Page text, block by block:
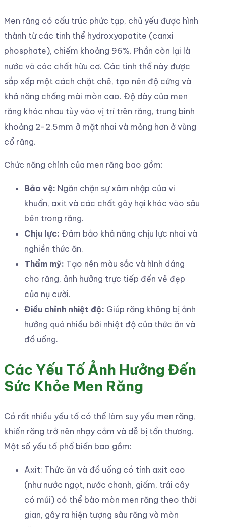
Men răng có cấu trúc phức tạp, chủ yếu được hình
thành từ các tinh thể hydroxyapatite (canxi
phosphate), chiếm khoảng 96%. Phần còn lại là
nước và các chất hữu cơ. Các tinh thể này được
sắp xếp một cách chặt chẽ, tạo nên độ cứng và
khả năng chống mài mòn cao. Độ dày của men
răng khác nhau tùy vào vị trí trên răng, trung bình
khoảng 2-2.5mm ở mặt nhai và mỏng hơn ở vùng
cổ răng.
Chức năng chính của men răng bao gồm:
Bảo vệ: Ngăn chặn sự xâm nhập của vi
khuẩn, axit và các chất gây hại khác vào sâu
bên trong răng.
Chịu lực: Đảm bảo khả năng chịu lực nhai và
nghiền thức ăn.
Thẩm mỹ: Tạo nên màu sắc và hình dáng
cho răng, ảnh hưởng trực tiếp đến vẻ đẹp
của nụ cười.
Điều chỉnh nhiệt độ: Giúp răng không bị ảnh
hưởng quá nhiều bởi nhiệt độ của thức ăn và
đồ uống.
Các Yếu Tố Ảnh Hưởng Đến
Sức Khỏe Men Răng
Có rất nhiều yếu tố có thể làm suy yếu men răng,
khiến răng trở nên nhạy cảm và dễ bị tổn thương.
Một số yếu tố phổ biến bao gồm:
Axit: Thức ăn và đồ uống có tính axit cao
(như nước ngọt, nước chanh, giấm, trái cây
có múi) có thể bào mòn men răng theo thời
gian, gây ra hiện tượng sâu răng và mòn